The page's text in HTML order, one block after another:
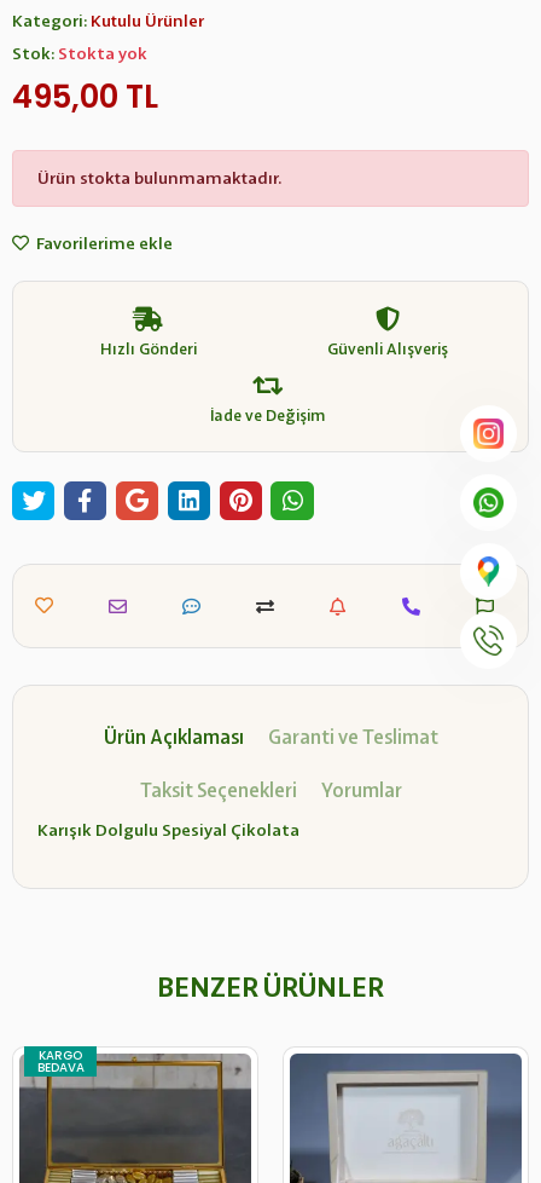
Kategori: Kutulu Ürünler
Stok: Stokta yok
495,00 TL
Ürün stokta bulunmamaktadır.
Favorilerime ekle
Hızlı Gönderi Güvenli Alışveriş
İade ve Değişim
Ürün Açıklaması Garanti ve Teslimat
Taksit Seçenekleri Yorumlar
Karışık Dolgulu Spesiyal Çikolata
BENZER ÜRÜNLER
KARGO
BEDAVA